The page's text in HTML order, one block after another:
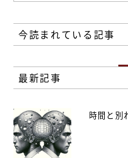
今読まれている記事
最新記事
時間と別